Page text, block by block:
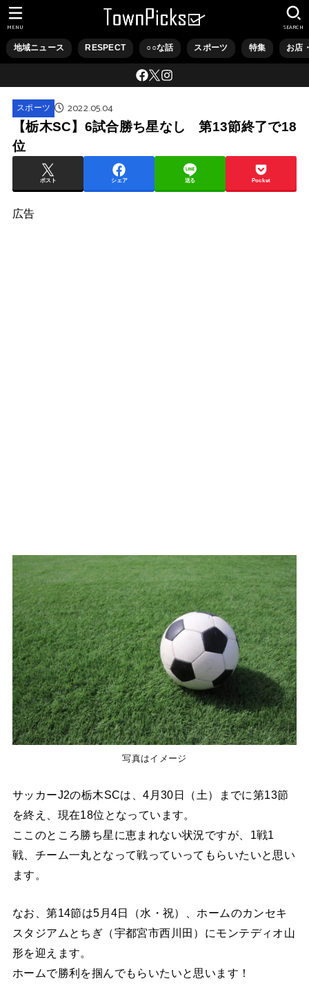
地域ニュース RESPECT ○○な話 スポーツ 特集 お店
SEARCH
MENU
スポーツ 2022.05.04
【栃木SC】6試合勝ち星なし 第13節終了で18
位
ポスト シェア 送る Pocket
広告
写真はイメージ
サッカーJ2の栃木SCは、4月30日（土）までに第13節
を終え、現在18位となっています。
ここのところ勝ち星に恵まれない状況ですが、1戦1
戦、チーム一丸となって戦っていってもらいたいと思い
ます。
なお、第14節は5月4日（水・祝）、ホームのカンセキ
スタジアムとちぎ（宇都宮市西川田）にモンテディオ山
形を迎えます。
ホームで勝利を掴んでもらいたいと思います！